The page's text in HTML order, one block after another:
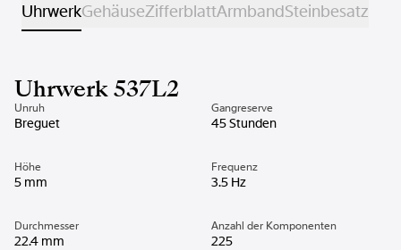
UhrwerkGehäuseZifferblattArmbandSteinbesatz
Uhrwerk 537L2
Unruh
Breguet
Gangreserve
45 Stunden
Höhe
5 mm
Frequenz
3.5 Hz
Durchmesser
22.4 mm
Anzahl der Komponenten
225